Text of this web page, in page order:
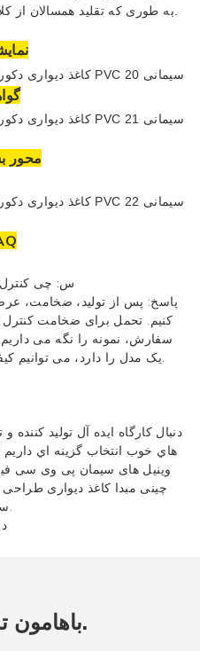
& محور
س: چی
پاسخ: پس از تولید، ضخامت،
سفارش، نمونه را نگه می
یک مدل را دارد، می توانیم کیفیت، ضخامت و رنگ را تضمین کنیم.
دنبال کارگاه ايده آل توليد کننده
هاي خوب انتخاب گزينه اي
وینیل های سیمان پی وی سی
چینی مبدا کاغذ دیواری
سوالی دارید، لطفا با ما تماس بگیرید.
باهامون تماس بگير.